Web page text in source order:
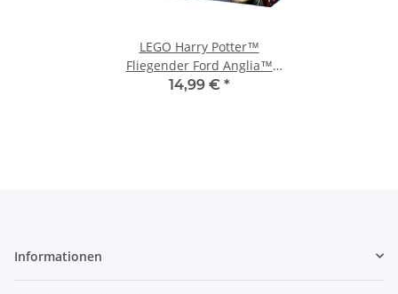
LEGO Harry Potter™
Fliegender Ford Anglia™
76424
14,99 € *
Informationen